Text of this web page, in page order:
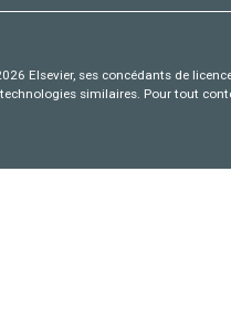
Elsevier, ses concédants de
similaires. Pour tout